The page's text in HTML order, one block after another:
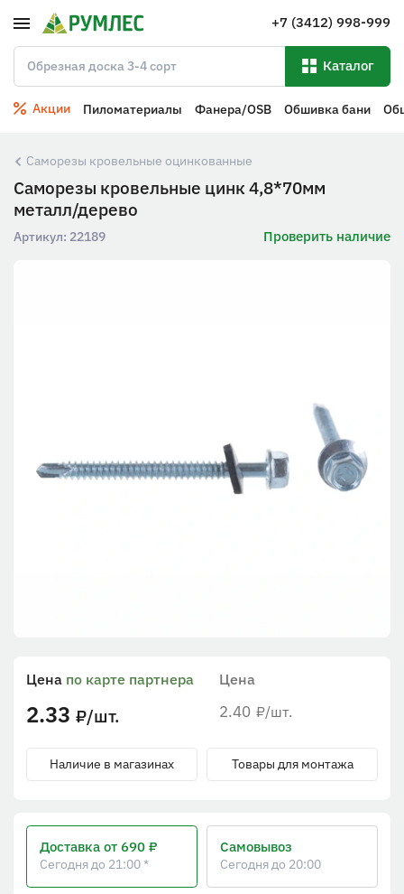
+7 (3412) 998-999
Каталог
Акции Пиломатериалы Фанера/OSB Обшивка бани
Саморезы кровельные оцинкованные
Саморезы кровельные цинк 4,8*70мм
металл/дерево
Артикул: 22189 Проверить наличие
Цена
2.40 ₽/шт.
Цена по карте партнера
2.33 ₽/шт.
Наличие в магазинах Товары для монтажа
Доставка от 690 ₽
Сегодня до 21:00 *
Самовывоз
Сегодня до 20:00